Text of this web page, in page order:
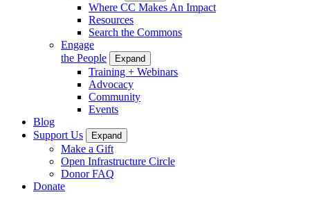
Where CC Makes An Impact
Resources
Search the Commons
Engage
the People
Expand
Training + Webinars
Advocacy
Community
Events
Blog
Support Us
Expand
Make a Gift
Open Infrastructure Circle
Donor FAQ
Donate